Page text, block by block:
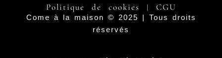
Politique de cookies
| CGU
Come à la maison © 2025 | Tous droits
réservés